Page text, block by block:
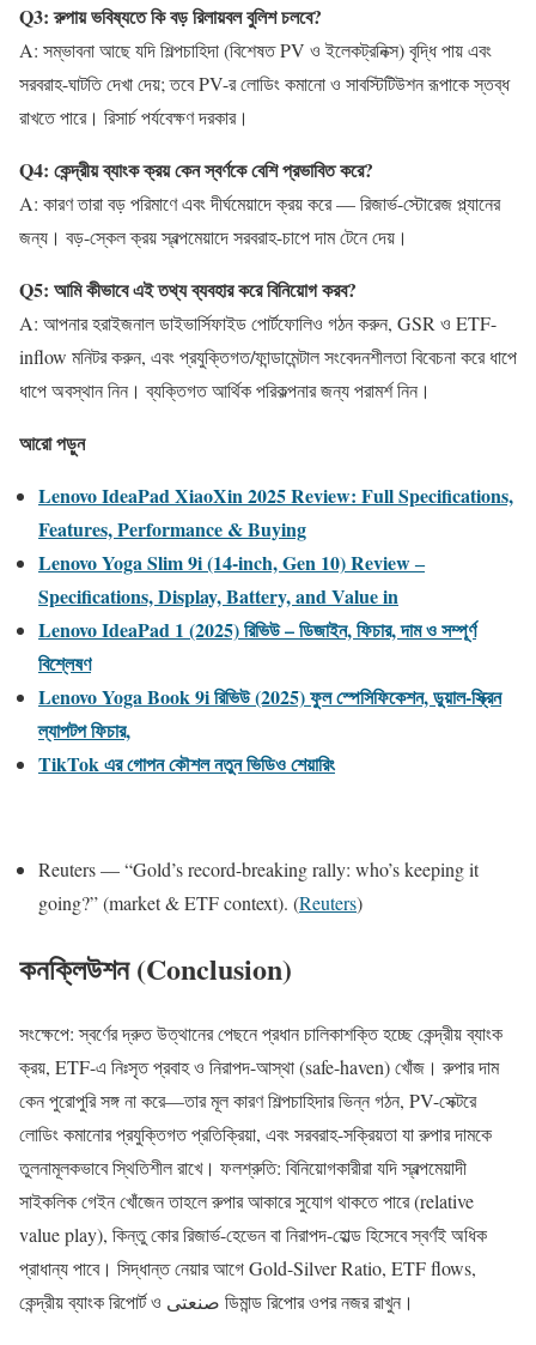
Q3: রুপায় ভবিষ্যতে কি বড় রিলায়বল বুলিশ চলবে?
A: সম্ভাবনা আছে যদি শিল্পচাহিদা (বিশেষত PV ও ইলেকট্রনিক্স) বৃদ্ধি পায় এবং
সরবরাহ-ঘাটতি দেখা দেয়; তবে PV-র লোডিং কমানো ও সাবস্টিটিউশন রূপাকে স্তব্ধ
রাখতে পারে। রিসার্চ পর্যবেক্ষণ দরকার।
Q4: কেন্দ্রীয় ব্যাংক ক্রয় কেন স্বর্ণকে বেশি প্রভাবিত করে?
A: কারণ তারা বড় পরিমাণে এবং দীর্ঘমেয়াদে ক্রয় করে — রিজার্ভ-স্টোরেজ প্ল্যানের
জন্য। বড়-স্কেল ক্রয় স্বল্পমেয়াদে সরবরাহ-চাপে দাম টেনে দেয়।
Q5: আমি কীভাবে এই তথ্য ব্যবহার করে বিনিয়োগ করব?
A: আপনার হরাইজনাল ডাইভার্সিফাইড পোর্টফোলিও গঠন করুন, GSR ও ETF-
inflow মনিটর করুন, এবং প্রযুক্তিগত/ফান্ডামেন্টাল সংবেদনশীলতা বিবেচনা করে ধাপে
ধাপে অবস্থান নিন। ব্যক্তিগত আর্থিক পরিকল্পনার জন্য পরামর্শ নিন।
আরো পড়ুন
Lenovo IdeaPad XiaoXin 2025 Review: Full Specifications,
Features, Performance & Buying
Lenovo Yoga Slim 9i (14-inch, Gen 10) Review ‒
Specifications, Display, Battery, and Value in
Lenovo IdeaPad 1 (2025) রিভিউ – ডিজাইন, ফিচার, দাম ও সম্পূর্ণ
বিশ্লেষণ
Lenovo Yoga Book 9i রিভিউ (2025) ফুল স্পেসিফিকেশন, ডুয়াল-স্ক্রিন
ল্যাপটপ ফিচার,
TikTok এর গোপন কৌশল নতুন ভিডিও শেয়ারিং
Reuters — “Gold’s record-breaking rally: who’s keeping it
going?” (market & ETF context). (Reuters)
কনক্লিউশন (Conclusion)
সংক্ষেপে: স্বর্ণের দ্রুত উত্থানের পেছনে প্রধান চালিকাশক্তি হচ্ছে কেন্দ্রীয় ব্যাংক
ক্রয়, ETF-এ নিঃসৃত প্রবাহ ও নিরাপদ-আস্থা (safe-haven) খোঁজ। রুপার দাম
কেন পুরোপুরি সঙ্গ না করে—তার মূল কারণ শিল্পচাহিদার ভিন্ন গঠন, PV-সেক্টরে
লোডিং কমানোর প্রযুক্তিগত প্রতিক্রিয়া, এবং সরবরাহ-সক্রিয়তা যা রুপার দামকে
তুলনামূলকভাবে স্থিতিশীল রাখে। ফলশ্রুতি: বিনিয়োগকারীরা যদি স্বল্পমেয়াদী
সাইকলিক গেইন খোঁজেন তাহলে রুপার আকারে সুযোগ থাকতে পারে (relative
value play), কিন্তু কোর রিজার্ভ-হেভেন বা নিরাপদ-হোল্ড হিসেবে স্বর্ণই অধিক
প্রাধান্য পাবে। সিদ্ধান্ত নেয়ার আগে Gold-Silver Ratio, ETF flows,
কেন্দ্রীয় ব্যাংক রিপোর্ট ও صنعتی ডিমান্ড রিপোর ওপর নজর রাখুন।